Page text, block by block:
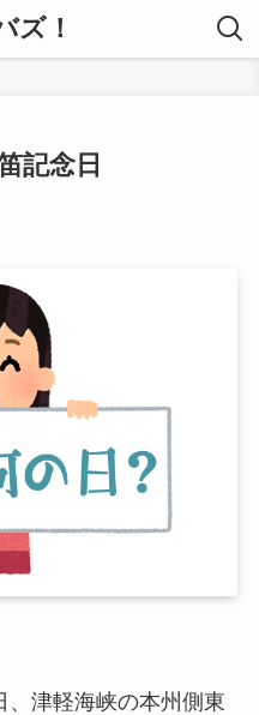
ズ！
記念日
、津軽海峡の本州側東